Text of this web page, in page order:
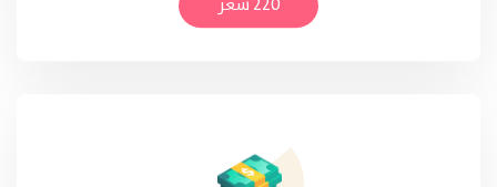
220 سعر